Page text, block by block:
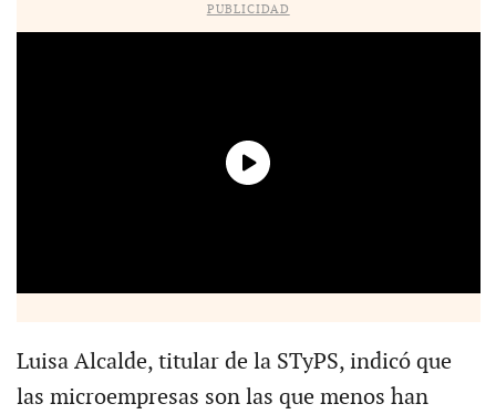
PUBLICIDAD
Luisa Alcalde, titular de la STyPS, indicó que
las microempresas son las que menos han